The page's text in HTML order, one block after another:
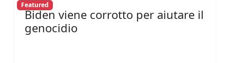
Featured
Biden viene corrotto per aiutare il
genocidio